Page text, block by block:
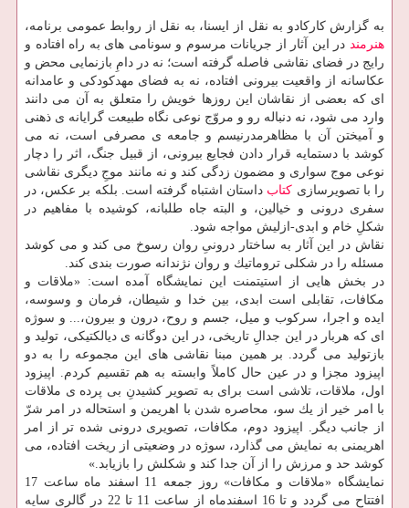
به گزارش كاركادو به نقل از ایسنا، به نقل از روابط عمومی برنامه،
هنرمند در این آثار از جریانات مرسوم و سونامی های به راه افتاده و
رایج در فضای نقاشی فاصله گرفته است؛ نه در دامِ بازنمایی محض و
عكاسانه از واقعیت بیرونی افتاده، نه به فضای مهدكودكی و عامدانه
ای كه بعضی از نقاشان این روزها خویش را متعلق به آن می دانند
وارد می شود، نه دنباله رو و مروّج نوعی نگاه طبیعت گرایانه ی ذهنی
و آمیختن آن با مظاهرمدرنیسم و جامعه ی مصرفی است، نه می
كوشد با دستمایه قرار دادن فجایع بیرونی، از قبیل جنگ، اثر را دچار
نوعی موج سواری و مضمون زدگی كند و نه مانند موجِ دیگری نقاشی
را با تصویرسازی كتاب داستان اشتباه گرفته است. بلكه بر عكس، در
سفری درونی و خیالین، و البته جاه طلبانه، كوشیده با مفاهیم در
شكلِ خام و ابدی-ازلیش مواجه شود.
نقاش در این آثار به ساختار درونیِ روان رسوخ می كند و می كوشد
مسئله را در شكلی تروماتیك و روان نژندانه صورت بندی كند.
در بخش هایی از استیتمنت این نمایشگاه آمده است: «ملاقات و
مكافات، تقابلی است ابدی، بین خدا و شیطان، فرمان و وسوسه،
ایده و اجرا، سركوب و میل، جسم و روح، درون و بیرون،... و سوژه
ای كه هربار در این جدالِ تاریخی، در این دوگانه ی دیالكتیكی، تولید و
بازتولید می گردد. بر همین مبنا نقاشی های این مجموعه را به دو
اپیزود مجزا و در عین حال كاملاً وابسته به هم تقسیم كردم. اپیزود
اول، ملاقات، تلاشی است برای به تصویر كشیدنِ بی پرده ی ملاقات
با امر خیر از یك سو، محاصره شدن با اهریمن و استحاله در امر شرّ
از جانب دیگر. اپیزود دوم، مكافات، تصویری درونی شده تر از امر
اهریمنی به نمایش می گذارد، سوژه در وضعیتی از ریخت افتاده، می
كوشد حد و مرزش را از آن جدا كند و شكلش را بازیابد.»
نمایشگاه «ملاقات و مكافات» روز جمعه 11 اسفند ماه ساعت 17
افتتاح می گردد و تا 16 اسفندماه از ساعت 11 تا 22 در گالری سایه